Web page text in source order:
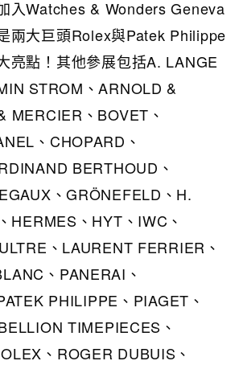
入Watches & Wonders Geneva
兩大巨頭Rolex與Patek Philippe
亮點！其他參展包括A. LANGE
STROM、ARNOLD &
MERCIER、BOVET、
、CHOPARD、
BERTHOUD、
、GRÖNEFELD、H.
HERMES、HYT、IWC、
、LAURENT FERRIER、
、PANERAI、
PHILIPPE、PIAGET、
TIMEPIECES、
、ROGER DUBUIS、